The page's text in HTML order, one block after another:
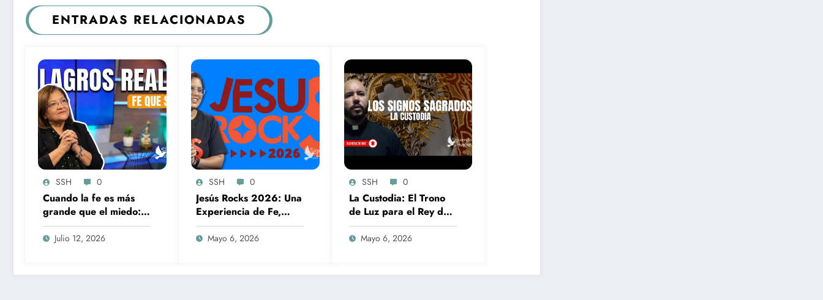
ENTRADAS RELACIONADAS
SSH 0
Cuando la fe es más
grande que el miedo:
El testimonio de doña
Rosa Gómez
Julio 12, 2026
SSH 0
Jesús Rocks 2026: Una
Experiencia de Fe,
Música y Solidaridad
Mayo 6, 2026
SSH 0
La Custodia: El Trono
de Luz para el Rey de
Reyes
Mayo 6, 2026